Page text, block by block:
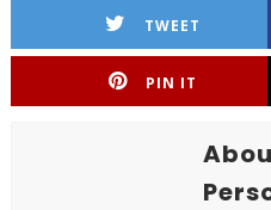
TWEET
PIN IT